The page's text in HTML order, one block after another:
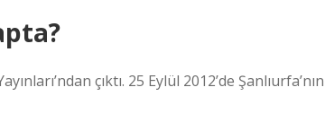
çıktı. 25 Eylül 2012’de Şanlıurfa’nın